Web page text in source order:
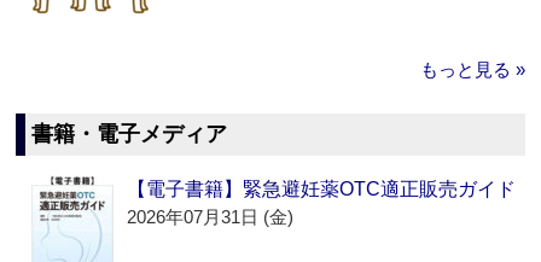
もっと見る »
書籍・電子メディア
【電子書籍】緊急避妊薬OTC適正販売ガイド
2026年07月31日 (金)